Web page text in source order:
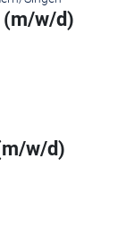
(m/w/d)
w/d)